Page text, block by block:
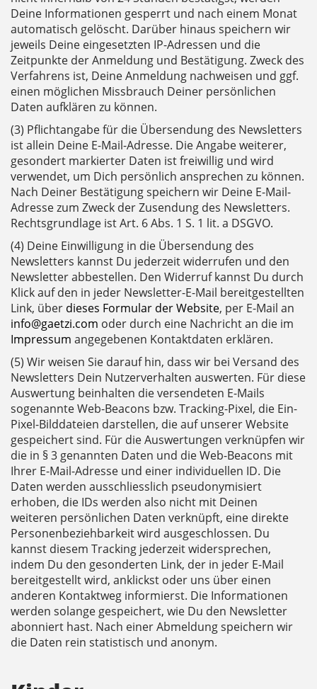
Deine Informationen gesperrt und nach einem Monat
automatisch gelöscht. Darüber hinaus speichern wir
jeweils Deine eingesetzten IP-Adressen und die
Zeitpunkte der Anmeldung und Bestätigung. Zweck des
Verfahrens ist, Deine Anmeldung nachweisen und ggf.
einen möglichen Missbrauch Deiner persönlichen
Daten aufklären zu können.
(3) Pflichtangabe für die Übersendung des Newsletters
ist allein Deine E-Mail-Adresse. Die Angabe weiterer,
gesondert markierter Daten ist freiwillig und wird
verwendet, um Dich persönlich ansprechen zu können.
Nach Deiner Bestätigung speichern wir Deine E-Mail-
Adresse zum Zweck der Zusendung des Newsletters.
Rechtsgrundlage ist Art. 6 Abs. 1 S. 1 lit. a DSGVO.
(4) Deine Einwilligung in die Übersendung des
Newsletters kannst Du jederzeit widerrufen und den
Newsletter abbestellen. Den Widerruf kannst Du durch
Klick auf den in jeder Newsletter-E-Mail bereitgestellten
Link, über dieses Formular der Website, per E-Mail an
info@gaetzi.com oder durch eine Nachricht an die im
Impressum angegebenen Kontaktdaten erklären.
(5) Wir weisen Sie darauf hin, dass wir bei Versand des
Newsletters Dein Nutzerverhalten auswerten. Für diese
Auswertung beinhalten die versendeten E-Mails
sogenannte Web-Beacons bzw. Tracking-Pixel, die Ein-
Pixel-Bilddateien darstellen, die auf unserer Website
gespeichert sind. Für die Auswertungen verknüpfen wir
die in § 3 genannten Daten und die Web-Beacons mit
Ihrer E-Mail-Adresse und einer individuellen ID. Die
Daten werden ausschliesslich pseudonymisiert
erhoben, die IDs werden also nicht mit Deinen
weiteren persönlichen Daten verknüpft, eine direkte
Personenbeziehbarkeit wird ausgeschlossen. Du
kannst diesem Tracking jederzeit widersprechen,
indem Du den gesonderten Link, der in jeder E-Mail
bereitgestellt wird, anklickst oder uns über einen
anderen Kontaktweg informierst. Die Informationen
werden solange gespeichert, wie Du den Newsletter
abonniert hast. Nach einer Abmeldung speichern wir
die Daten rein statistisch und anonym.